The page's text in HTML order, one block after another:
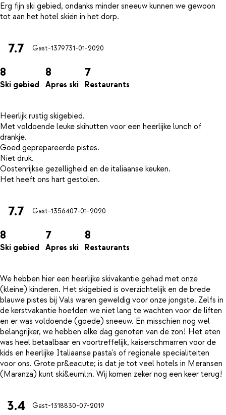
Erg fijn ski gebied, ondanks minder sneeuw kunnen we gewoon
7.7 Gast-1379731-01-2020
8
Ski gebied
8
Apres ski
7
Restaurants
Heerlijk rustig skigebied.
Met voldoende leuke skihutten voor een heerlijke lunch of
drankje.
Goed geprepareerde pistes.
Niet druk.
Oostenrijkse gezelligheid en de italiaanse keuken.
7.7 Gast-1356407-01-2020
8
Ski gebied
7
Apres ski
8
Restaurants
We hebben hier een heerlijke skivakantie gehad met onze
(kleine) kinderen. Het skigebied is overzichtelijk en de brede
blauwe pistes bij Vals waren geweldig voor onze jongste. Zelfs in
de kerstvakantie hoefden we niet lang te wachten voor de liften
en er was voldoende (goede) sneeuw. En misschien nog wel
belangrijker, we hebben elke dag genoten van de zon! Het eten
was heel betaalbaar en voortreffelijk, kaiserschmarren voor de
kids en heerlijke Italiaanse pasta's of regionale specialiteiten
voor ons. Grote pr&eacute; is dat je tot veel hotels in Meransen
3.4 Gast-1318830-07-2019